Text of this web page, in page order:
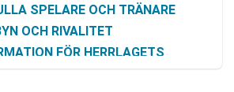
SPELARE OCH TRÄNARE
OCH RIVALITET
FÖR HERRLAGETS